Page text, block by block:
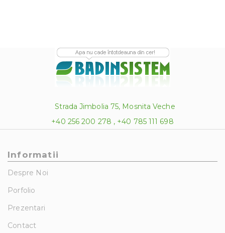
Strada Jimbolia 75, Mosnita Veche
+40 256 200 278 , +40 785 111 698
Informatii
Despre Noi
Porfolio
Prezentari
Contact